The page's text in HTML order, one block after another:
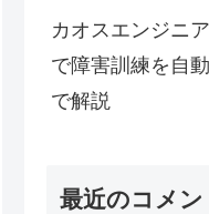
カオスエンジニ
で障害訓練を自
で解説
最近のコメン